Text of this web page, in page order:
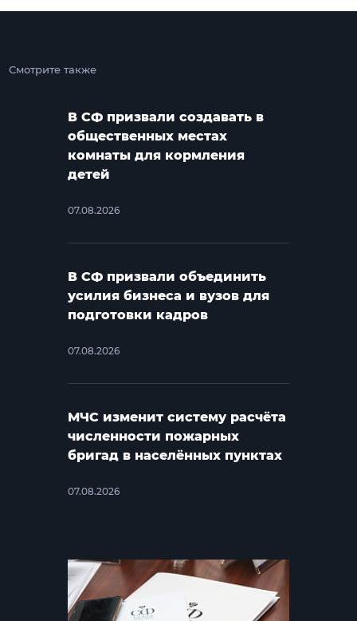
Смотрите также
В СФ призвали создавать в
общественных местах
комнаты для кормления
детей
07.08.2026
В СФ призвали объединить
усилия бизнеса и вузов для
подготовки кадров
07.08.2026
МЧС изменит систему расчёта
численности пожарных
бригад в населённых пунктах
07.08.2026